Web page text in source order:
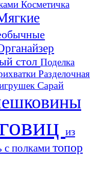
Косметичка
стол Поделка
Разделочная
Сарай
из
с полками топор